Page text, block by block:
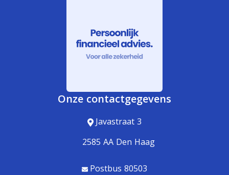
Onze contactgegevens
Javastraat 3
2585 AA Den Haag
Postbus 80503